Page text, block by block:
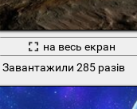
на весь екран
Завантажили 285 разів